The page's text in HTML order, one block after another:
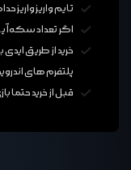
تایم واریز واریز حداکثر 1 ساعت
اگر تعداد سکه
خرید از طریق
پلتفرم های
قبل از خرید حتما